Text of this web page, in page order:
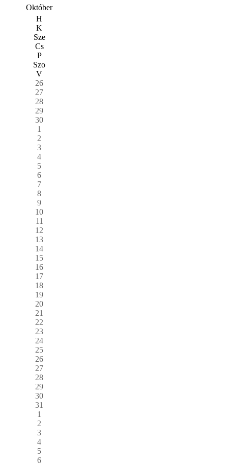
Október
H
K
Sze
Cs
P
Szo
V
26
27
28
29
30
1
2
3
4
5
6
7
8
9
10
11
12
13
14
15
16
17
18
19
20
21
22
23
24
25
26
27
28
29
30
31
1
2
3
4
5
6